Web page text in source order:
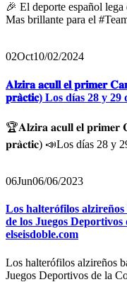
🎉 El deporte español
Mas brillante para el
02Oct10/02/2024
𝐀𝐥𝐳𝐢𝐫𝐚 𝐚𝐜𝐮𝐥𝐥 𝐞𝐥 𝐩𝐫𝐢𝐦𝐞𝐫
𝐩𝐫𝐚̀𝐜𝐭𝐢𝐜) Los días 28 y
🏆𝐀𝐥𝐳𝐢𝐫𝐚 𝐚𝐜𝐮𝐥𝐥 𝐞𝐥
𝐩𝐫𝐚̀𝐜𝐭𝐢𝐜) 📣Los días 28 y
06Jun06/06/2023
Los halterófilos
de los Juegos
elseisdoble.com
Los halterófilos alzireños
Juegos Deportivos de la